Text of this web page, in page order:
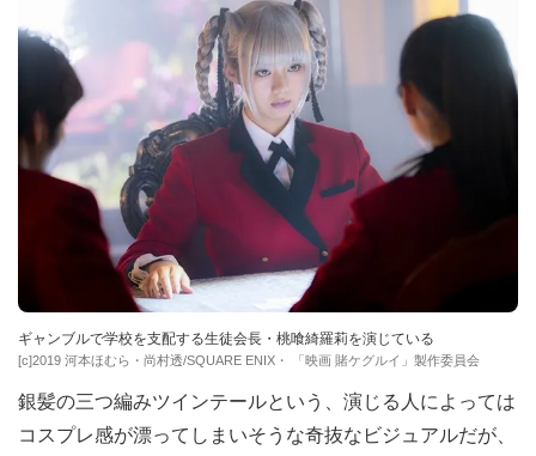
ギャンブルで学校を支配する生徒会長・桃喰綺羅莉を演じている
[c]2019 河本ほむら・尚村透/SQUARE ENIX・ 「映画 賭ケグルイ」製作委員会
銀髪の三つ編みツインテールという、演じる人によっては
コスプレ感が漂ってしまいそうな奇抜なビジュアルだが、